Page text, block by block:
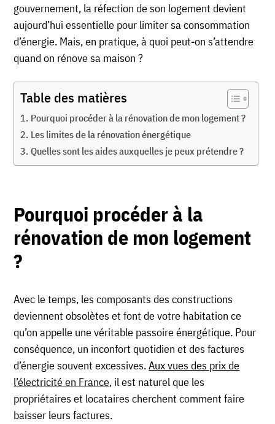
gouvernement, la réfection de son logement devient
aujourd’hui essentielle pour limiter sa consommation
d’énergie. Mais, en pratique, à quoi peut-on s’attendre
quand on rénove sa maison ?
Table des matières
Pourquoi procéder à la rénovation de mon logement ?
Les limites de la rénovation énergétique
Quelles sont les aides auxquelles je peux prétendre ?
Pourquoi procéder à la
rénovation de mon logement
?
Avec le temps, les composants des constructions
deviennent obsolètes et font de votre habitation ce
qu’on appelle une véritable passoire énergétique. Pour
conséquence, un inconfort quotidien et des factures
d’énergie souvent excessives.Aux vues des prix de
l’électricité en France, il est naturel que les
propriétaires et locataires cherchent comment faire
baisser leurs factures.